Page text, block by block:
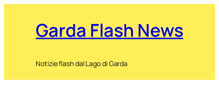
Garda Flash News
Notizie flash dal Lago di Garda